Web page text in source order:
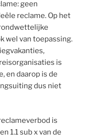
geen
reclame. Op het
wel van toepassing.
is
en daarop is de
dus niet
is
1.1 sub x van de